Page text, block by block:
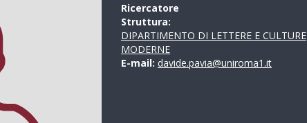
Ricercatore
Struttura:
DIPARTIMENTO DI LETTERE E CULTURE
MODERNE
E-mail: davide.pavia@uniroma1.it